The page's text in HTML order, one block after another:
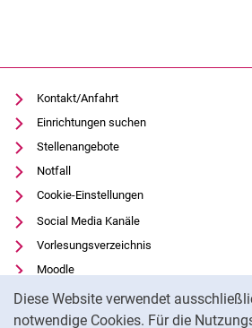
Diese Website verwendet
notwendige Cookies. Für die
Kontakt/Anfahrt
Einrichtungen suchen
Stellenangebote
Notfall
Cookie-Einstellungen
Social Media Kanäle
Vorlesungsverzeichnis
Moodle
Panopto
Universitätsbibliothek